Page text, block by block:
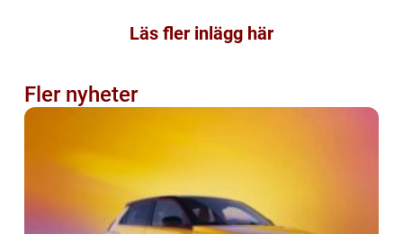
Läs fler inlägg här
Fler nyheter